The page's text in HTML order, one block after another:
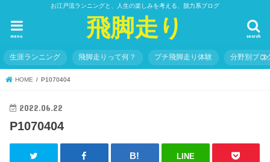
お江戸流ランニングと、人生の楽しみを考える、脱力系ブログ
飛脚走り search
menu
生涯ランニング 飛脚走りって何？ プチ飛脚走り体験 分野別ブロ
HOME P1070404
2022.06.22
P1070404
LINE